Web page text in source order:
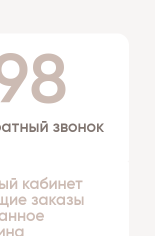
звонок
кабинет
заказы